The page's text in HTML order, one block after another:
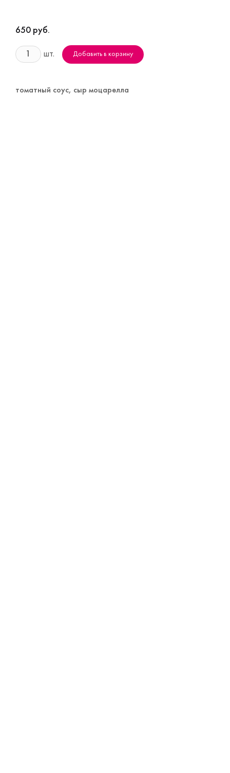
650 руб.
шт. Добавить в корзину
томатный соус, сыр моцарелла